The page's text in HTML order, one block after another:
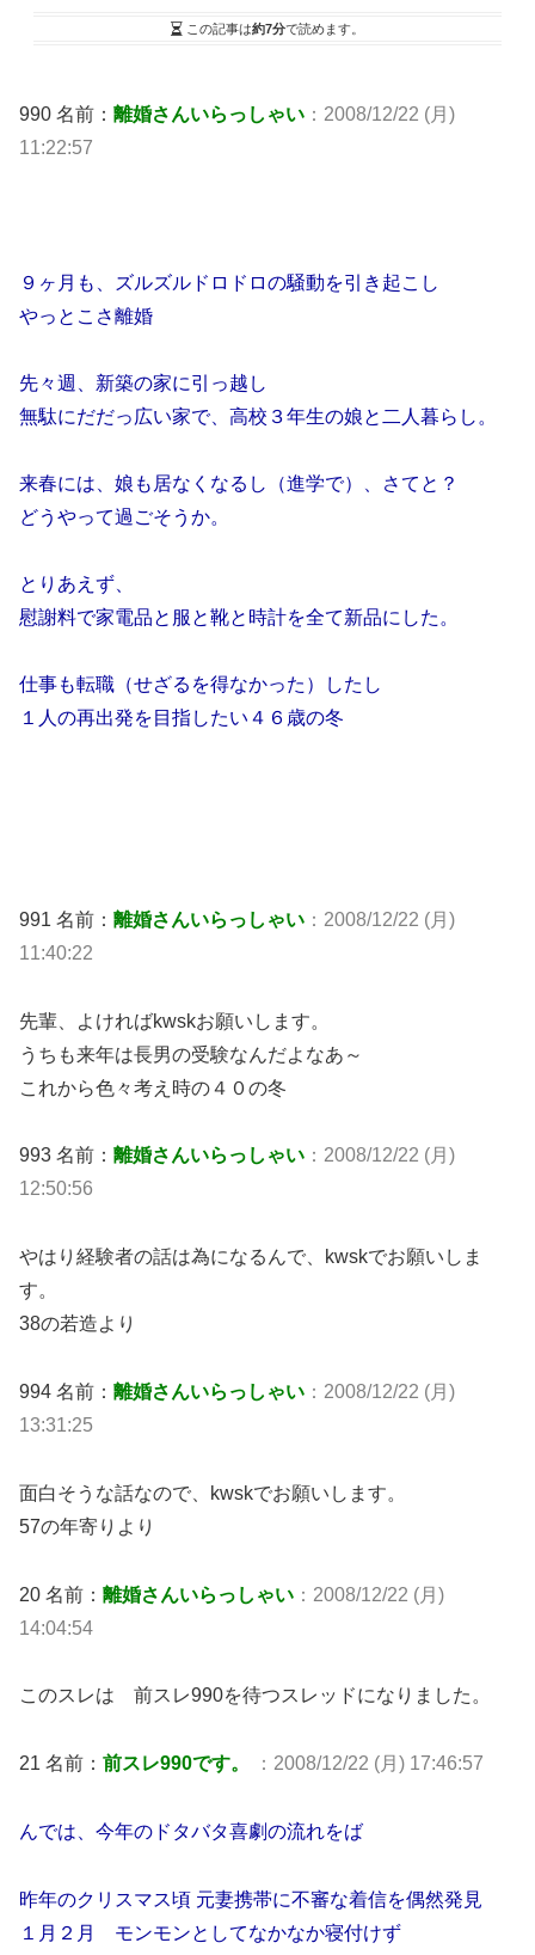
この記事は約7分で読めます。
990 名前： 離婚さんいらっしゃい ：2008/12/22 (月)
11:22:57
９ヶ月も、ズルズルドロドロの騒動を引き起こし
やっとこさ離婚
先々週、新築の家に引っ越し
無駄にだだっ広い家で、高校３年生の娘と二人暮らし。
来春には、娘も居なくなるし（進学で）、さてと？
どうやって過ごそうか。
とりあえず、
慰謝料で家電品と服と靴と時計を全て新品にした。
仕事も転職（せざるを得なかった）したし
１人の再出発を目指したい４６歳の冬
991 名前： 離婚さんいらっしゃい ：2008/12/22 (月)
11:40:22
先輩、よければkwskお願いします。
うちも来年は長男の受験なんだよなあ～
これから色々考え時の４０の冬
993 名前： 離婚さんいらっしゃい ：2008/12/22 (月)
12:50:56
やはり経験者の話は為になるんで、kwskでお願いしま
す。
38の若造より
994 名前： 離婚さんいらっしゃい ：2008/12/22 (月)
13:31:25
面白そうな話なので、kwskでお願いします。
57の年寄りより
20 名前： 離婚さんいらっしゃい ：2008/12/22 (月)
14:04:54
このスレは 前スレ990を待つスレッドになりました。
21 名前： 前スレ990です。 ：2008/12/22 (月) 17:46:57
んでは、今年のドタバタ喜劇の流れをば
昨年のクリスマス頃 元妻携帯に不審な着信を偶然発見
１月２月 モンモンとしてなかなか寝付けず